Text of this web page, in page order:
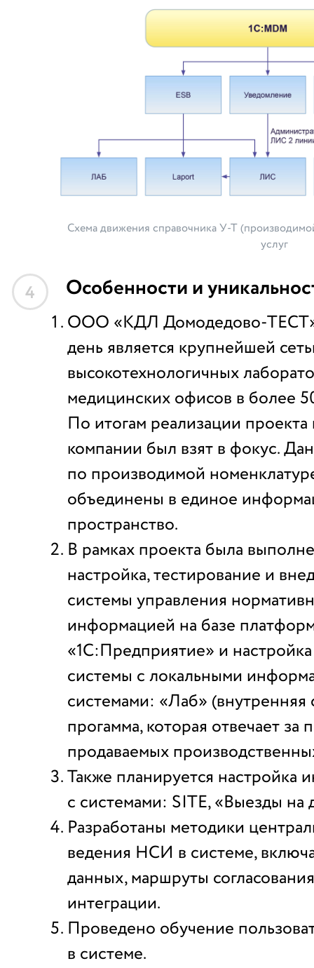
Схема движения справочника У-Т
услуг
4 Особенности и
ООО «КДЛ Домодедово-ТЕСТ»
день является крупнейшей
высокотехнологичных
медицинских офисов в более
По итогам реализации проекта
компании был взят в фокус.
по производимой
объединены в единое
пространство.
В рамках проекта была
настройка, тестирование и
системы управления
информацией на базе
«1С:Предприятие» и
системы с локальными
системами: «Лаб» (внутренняя
прогамма, которая отвечает за
продаваемых
Также планируется настройка
с системами: SITE, «Выезды на
Разработаны методики
ведения НСИ в системе,
данных, маршруты
интеграции.
Проведено обучение
в системе.